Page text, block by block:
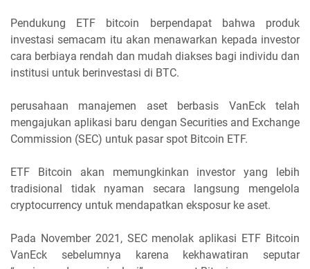
Pendukung ETF bitcoin berpendapat bahwa produk
investasi semacam itu akan menawarkan kepada investor
cara berbiaya rendah dan mudah diakses bagi individu dan
institusi untuk berinvestasi di BTC.
perusahaan manajemen aset berbasis VanEck telah
mengajukan aplikasi baru dengan Securities and Exchange
Commission (SEC) untuk pasar spot Bitcoin ETF.
ETF Bitcoin akan memungkinkan investor yang lebih
tradisional tidak nyaman secara langsung mengelola
cryptocurrency untuk mendapatkan eksposur ke aset.
Pada November 2021, SEC menolak aplikasi ETF Bitcoin
VanEck sebelumnya karena kekhawatiran seputar